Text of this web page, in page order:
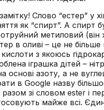
Слово “естер” у
як “спирт”. А спирт
метиловий (він
в оливі – це не більше
кислоти з якоюсь
іграшка дітей –
основі азоту, а не
в Google назву
зі словом ester і
майже всі.